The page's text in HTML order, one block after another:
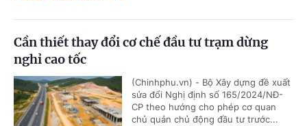
Cần thiết thay đổi cơ chế đầu tư trạm dừng
nghỉ cao tốc
(Chinhphu.vn) - Bộ Xây dựng đề xuất
sửa đổi Nghị định số 165/2024/NĐ-
CP theo hướng cho phép cơ quan
chủ quản chủ động đầu tư trước...